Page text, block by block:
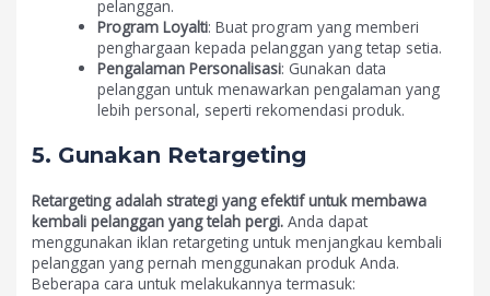
pelanggan.
Program Loyalti: Buat program yang memberi
penghargaan kepada pelanggan yang tetap setia.
Pengalaman Personalisasi: Gunakan data
pelanggan untuk menawarkan pengalaman yang
lebih personal, seperti rekomendasi produk.
5. Gunakan Retargeting
Retargeting adalah strategi yang efektif untuk membawa
kembali pelanggan yang telah pergi. Anda dapat
menggunakan iklan retargeting untuk menjangkau kembali
pelanggan yang pernah menggunakan produk Anda.
Beberapa cara untuk melakukannya termasuk: